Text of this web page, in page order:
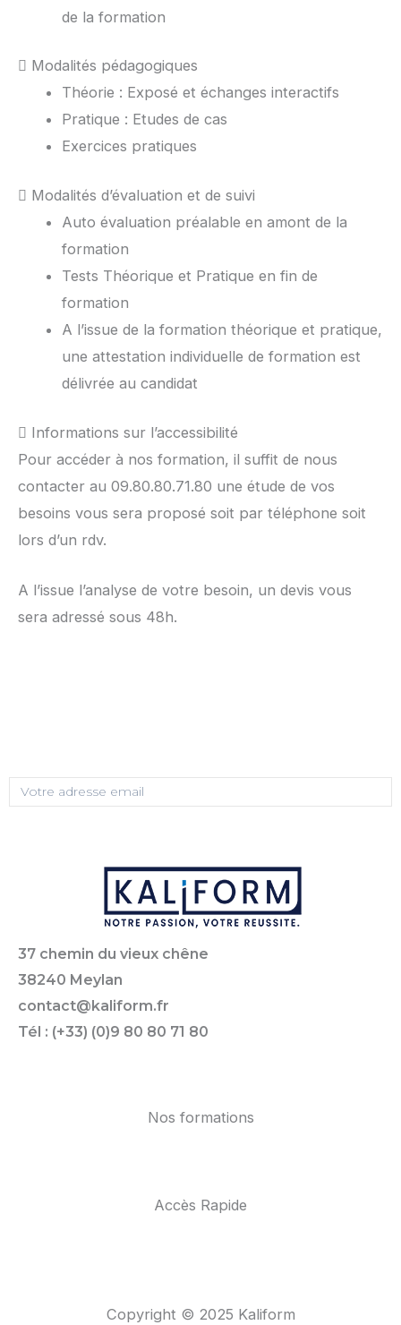
de la formation
Modalités pédagogiques
Théorie : Exposé et échanges interactifs
Pratique : Etudes de cas
Exercices pratiques
Modalités d’évaluation et de suivi
Auto évaluation préalable en amont de la
formation
Tests Théorique et Pratique en fin de
formation
A l’issue de la formation théorique et pratique,
une attestation individuelle de formation est
délivrée au candidat
Informations sur l’accessibilité
Pour accéder à nos formation, il suffit de nous
contacter au 09.80.80.71.80 une étude de vos
besoins vous sera proposé soit par téléphone soit
lors d’un rdv.
A l’issue l’analyse de votre besoin, un devis vous
sera adressé sous 48h.
Votre
adresse
37 chemin du vieux chêne
38240 Meylan
contact@kaliform.fr
Tél : (+33) (0)9 80 80 71 80
Nos formations
Accès Rapide
Copyright © 2025 Kaliform